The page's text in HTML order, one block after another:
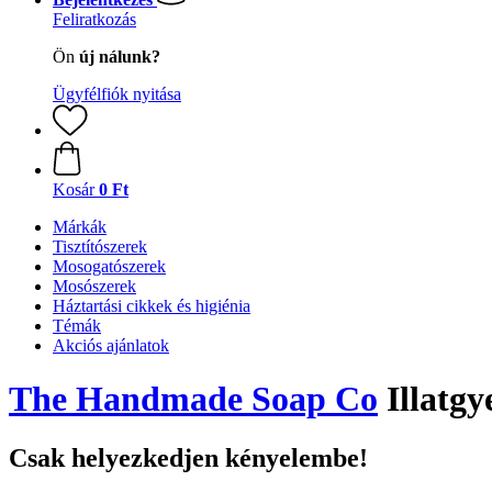
Feliratkozás
Ön új nálunk?
Ügyfélfiók nyitása
Kosár 0 Ft
Márkák
Tisztítószerek
Mosogatószerek
Mosószerek
Háztartási cikkek és higiénia
Témák
Akciós ajánlatok
The Handmade Soap Co
Csak helyezkedjen kényelembe!